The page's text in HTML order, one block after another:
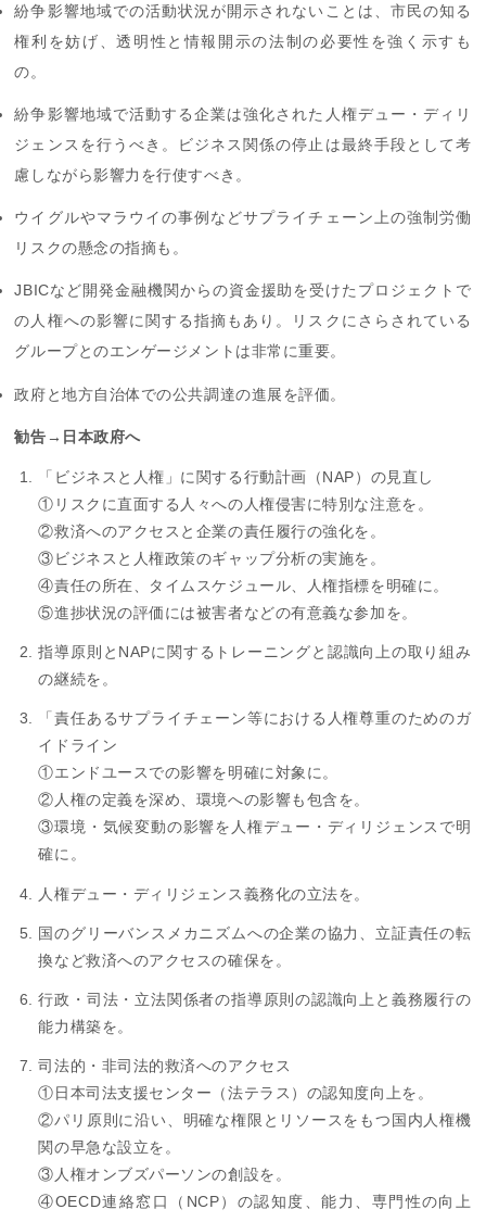
紛争影響地域での活動状況が開示されないことは、市民の知る
権利を妨げ、透明性と情報開示の法制の必要性を強く示すも
の。
紛争影響地域で活動する企業は強化された人権デュー・ディリ
ジェンスを行うべき。ビジネス関係の停止は最終手段として考
慮しながら影響力を行使すべき。
ウイグルやマラウイの事例などサプライチェーン上の強制労働
リスクの懸念の指摘も。
JBICなど開発金融機関からの資金援助を受けたプロジェクトで
の人権への影響に関する指摘もあり。リスクにさらされている
グループとのエンゲージメントは非常に重要。
政府と地方自治体での公共調達の進展を評価。
勧告→日本政府へ
「ビジネスと人権」に関する行動計画（NAP）の見直し
①リスクに直面する人々への人権侵害に特別な注意を。
②救済へのアクセスと企業の責任履行の強化を。
③ビジネスと人権政策のギャップ分析の実施を。
④責任の所在、タイムスケジュール、人権指標を明確に。
⑤進捗状況の評価には被害者などの有意義な参加を。
指導原則とNAPに関するトレーニングと認識向上の取り組み
の継続を。
「責任あるサプライチェーン等における人権尊重のためのガ
イドライン
①エンドユースでの影響を明確に対象に。
②人権の定義を深め、環境への影響も包含を。
③環境・気候変動の影響を人権デュー・ディリジェンスで明
確に。
人権デュー・ディリジェンス義務化の立法を。
国のグリーバンスメカニズムへの企業の協力、立証責任の転
換など救済へのアクセスの確保を。
行政・司法・立法関係者の指導原則の認識向上と義務履行の
能力構築を。
司法的・非司法的救済へのアクセス
①日本司法支援センター（法テラス）の認知度向上を。
②パリ原則に沿い、明確な権限とリソースをもつ国内人権機
関の早急な設立を。
③人権オンブズパーソンの創設を。
④OECD連絡窓口（NCP）の認知度、能力、専門性の向上